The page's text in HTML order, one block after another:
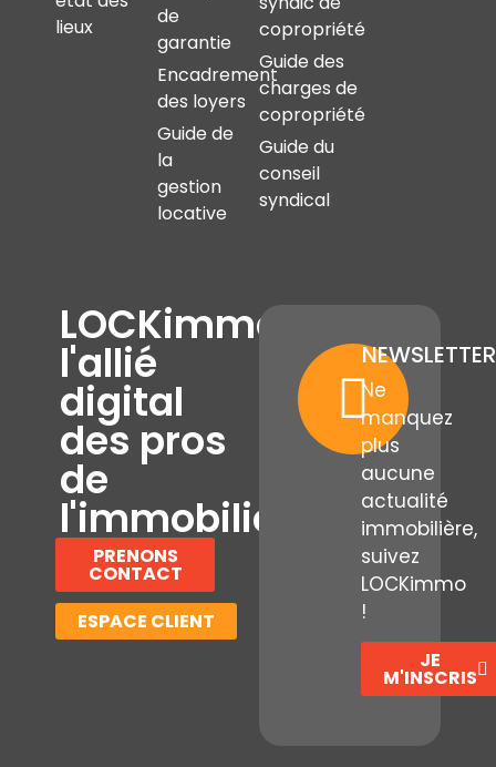
lieux
de
garantie
Encadrement
des loyers
Guide de
la
gestion
locative
copropriété
Guide des
charges de
copropriété
Guide du
conseil
syndical
LOCKimmo,
l'allié
digital
des pros
de
l'immobilier
PRENONS
CONTACT
ESPACE CLIENT
NEWSLETTER
Ne
manquez
plus
aucune
actualité
immobilière,
suivez
LOCKimmo
!
JE
M'INSCRIS